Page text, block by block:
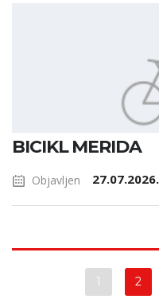
BICIKL MERIDA
Objavljen 27.07.2026.
1 2